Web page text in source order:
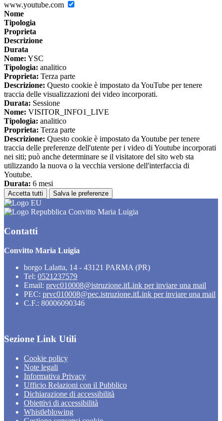
www.youtube.com
Nome
Tipologia
Proprieta
Descrizione
Durata
Nome: YSC
Tipologia: analitico
Proprieta: Terza parte
Descrizione: Questo cookie è impostato da YouTube per tenere
traccia delle visualizzazioni dei video incorporati.
Durata: Sessione
Nome: VISITOR_INFO1_LIVE
Tipologia: analitico
Proprieta: Terza parte
Descrizione: Questo cookie è impostato da Youtube per tenere
traccia delle preferenze dell'utente per i video di Youtube incorporati
nei siti; può anche determinare se il visitatore del sito web sta
utilizzando la nuova o la vecchia versione dell'interfaccia di
Youtube.
Durata: 6 mesi
Accetta tutti Salva le preferenze
Convitto Maria Luigia
Contatti
Convitto Maria Luigia
borgo Lalatta, 14 - 43121 PARMA (PR)
Tel: 0521237579
Email: prvc010008@istruzione.itLink per inviare una mail
PEC: prvc010008@pec.istruzione.itLink per inviare una mail
C.F.: 80006090346
Sezione Link Utili
Cookie policy
Note legali
Informativa Privacy
Ufficio Relazioni con il Pubblico
Dichiarazione di accessibilità
Obiettivi di accessibilità
Whistleblowing